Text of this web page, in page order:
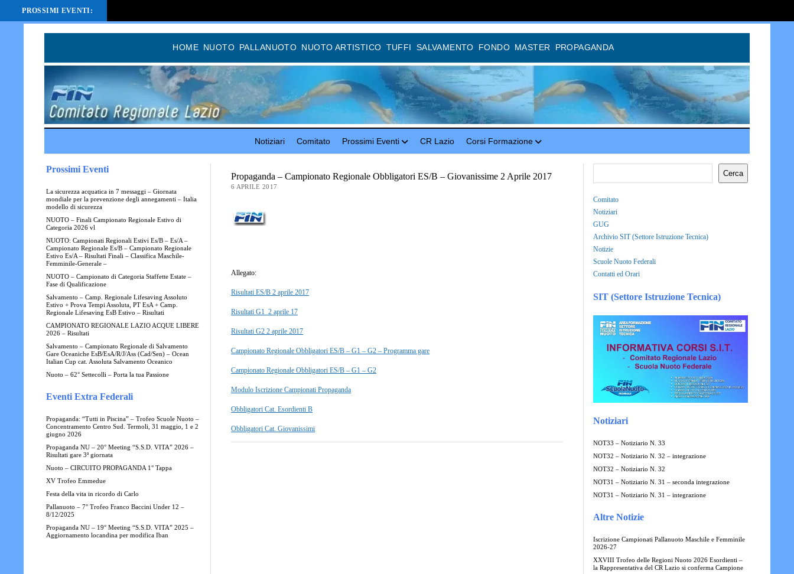
HOME NUOTO PALLANUOTO NUOTO ARTISTICO TUFFI SALVAMENTO FONDO MASTER PROPAGANDA
Notiziari Comitato Prossimi Eventi CR Lazio Corsi Formazione
Prossimi Eventi
La sicurezza acquatica in 7 messaggi – Giornata
mondiale per la prevenzione degli annegamenti – Italia
modello di sicurezza
NUOTO – Finali Campionato Regionale Estivo di
Categoria 2026 vl
NUOTO: Campionati Regionali Estivi Es/B – Es/A –
Campionato Regionale Es/B – Campionato Regionale
Estivo Es/A – Risultati Finali – Classifica Maschile-
Femminile-Generale –
NUOTO – Campionato di Categoria Staffette Estate –
Fase di Qualificazione
Salvamento – Camp. Regionale Lifesaving Assoluto
Estivo + Prova Tempi Assoluta, PT EsA + Camp.
Regionale Lifesaving EsB Estivo – Risultati
CAMPIONATO REGIONALE LAZIO ACQUE LIBERE
2026 – Risultati
Salvamento – Campionato Regionale di Salvamento
Gare Oceaniche EsB/EsA/R/J/Ass (Cad/Sen) – Ocean
Italian Cup cat. Assoluta Salvamento Oceanico
Nuoto – 62° Settecolli – Porta la tua Passione
Eventi Extra Federali
Propaganda: “Tutti in Piscina” – Trofeo Scuole Nuoto –
Concentramento Centro Sud. Termoli, 31 maggio, 1 e 2
giugno 2026
Propaganda NU – 20° Meeting “S.S.D. VITA” 2026 –
Risultati gare 3ª giornata
Nuoto – CIRCUITO PROPAGANDA 1° Tappa
XV Trofeo Emmedue
Festa della vita in ricordo di Carlo
Pallanuoto – 7° Trofeo Franco Baccini Under 12 –
8/12/2025
Propaganda NU – 19° Meeting “S.S.D. VITA” 2025 –
Aggiornamento locandina per modifica Iban
Propaganda – Campionato Regionale Obbligatori ES/B – Giovanissime 2 Aprile 2017
6 APRILE 2017
Allegato:
Risultati ES/B 2 aprile 2017
Risultati G1 2 aprile 17
Risultati G2 2 aprile 2017
Campionato Regionale Obbligatori ES/B – G1 – G2 – Programma gare
Campionato Regionale Obbligatori ES/B – G1 – G2
Modulo Iscrizione Campionati Propaganda
Obbligatori Cat. Esordienti B
Obbligatori Cat. Giovanissimi
Cerca
Comitato
Notiziari
GUG
Archivio SIT (Settore Istruzione Tecnica)
Notizie
Scuole Nuoto Federali
Contatti ed Orari
SIT (Settore Istruzione Tecnica)
Notiziari
NOT33 – Notiziario N. 33
NOT32 – Notiziario N. 32 – integrazione
NOT32 – Notiziario N. 32
NOT31 – Notiziario N. 31 – seconda integrazione
NOT31 – Notiziario N. 31 – integrazione
Altre Notizie
Iscrizione Campionati Pallanuoto Maschile e Femminile
2026-27
XXVIII Trofeo delle Regioni Nuoto 2026 Esordienti –
la Rappresentativa del CR Lazio si conferma Campione
PROSSIMI EVENTI: